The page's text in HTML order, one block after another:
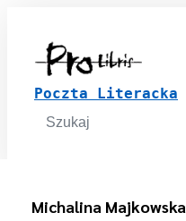
Poczta Literacka
Search
for:
Michalina Majkowska